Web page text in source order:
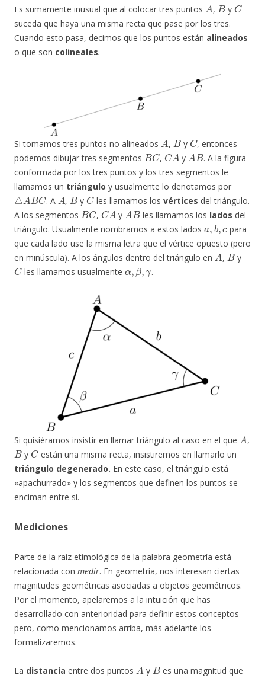
Es sumamente inusual que al colocar tres puntos , y
suceda que haya una misma recta que pase por los tres.
Cuando esto pasa, decimos que los puntos están alineados
o que son colineales.
Si tomamos tres puntos no alineados
A
,
B
y
C
, entonces
podemos dibujar tres segmentos
BC
,
CA
y
AB
. A la figura
conformada por los tres puntos y los tres segmentos le
llamamos un triángulo y usualmente lo denotamos por
△ABC
. A
A
,
B
y
C
les llamamos losvértices del triángulo.
A los segmentos
BC
,
CA
y
AB
les llamamos los lados del
triángulo. Usualmente nombramos a estos lados
a ,b,c
para
que cada lado use la misma letra que el vértice opuesto (pero
en minúscula). A los ángulos dentro del triángulo en
A
,
B
y
C
les llamamos usualmente
α,β,γ
.
Si quisiéramos insistir en llamar triángulo al caso en el que
A
,
B
y
C
están una misma recta, insistiremos en llamarlo un
triángulo degenerado. En este caso, el triángulo está
«apachurrado» y los segmentos que definen los puntos se
enciman entre sí.
Mediciones
Parte de la raiz etimológica de la palabra geometría está
relacionada con medir. En geometría, nos interesan ciertas
magnitudes geométricas asociadas a objetos geométricos.
Por el momento, apelaremos a la intuición que has
desarrollado con anterioridad para definir estos conceptos
pero, como mencionamos arriba, más adelante los
formalizaremos.
La distancia entre dos puntos
A
y
B
es una magnitud que